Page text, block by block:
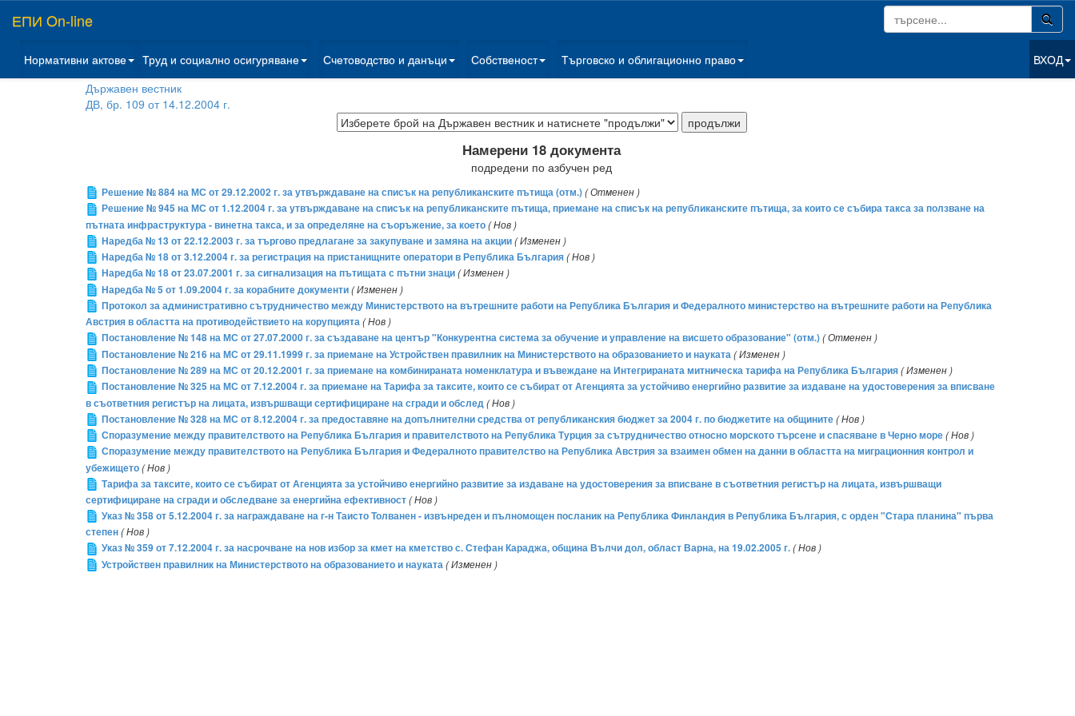
ЕПИ On-line
Нормативни актове Труд и социално осигуряване Счетоводство и данъци Собственост Търговско и облигационно право
ВХОД
Държавен вестник
ДВ, бр. 109 от 14.12.2004 г.
Намерени 18 документа
подредени по азбучен ред
Решение № 884 на МС от 29.12.2002 г. за утвърждаване на списък на републиканските пътища (отм.)( Отменен )
Решение № 945 на МС от 1.12.2004 г. за утвърждаване на списък на републиканските пътища, приемане на списък на републиканските пътища, за които се събира такса за ползване на
пътната инфраструктура - винетна такса, и за определяне на съоръжение, за което( Нов )
Наредба № 13 от 22.12.2003 г. за търгово предлагане за закупуване и замяна на акции( Изменен )
Наредба № 18 от 3.12.2004 г. за регистрация на пристанищните оператори в Република България( Нов )
Наредба № 18 oт 23.07.2001 г. за сигнализация на пътищата с пътни знаци( Изменен )
Наредба № 5 от 1.09.2004 г. за корабните документи( Изменен )
Протокол за административно сътрудничество между Министерството на вътрешните работи на Република България и Федералното министерство на вътрешните работи на Република
Австрия в областта на противодействието на корупцията( Нов )
Постановление № 148 на МС от 27.07.2000 г. за създаване на център "Конкурентна система за обучение и управление на висшето образование" (отм.)( Отменен )
Постановление № 216 на МС от 29.11.1999 г. за приемане на Устройствен правилник на Министерството на образованието и науката( Изменен )
Постановление № 289 на МС от 20.12.2001 г. за приемане на комбинираната номенклатура и въвеждане на Интегрираната митническа тарифа на Република България( Изменен )
Постановление № 325 на МС от 7.12.2004 г. за приемане на Тарифа за таксите, които се събират от Агенцията за устойчиво енергийно развитие за издаване на удостоверения за вписване
в съответния регистър на лицата, извършващи сертифициране на сгради и обслед( Нов )
Постановление № 328 на МС от 8.12.2004 г. за предоставяне на допълнителни средства от републиканския бюджет за 2004 г. по бюджетите на общините( Нов )
Споразумение между правителството на Република България и правителството на Република Турция за сътрудничество относно морското търсене и спасяване в Черно море( Нов )
Споразумение между правителството на Република България и Федералното правителство на Република Австрия за взаимен обмен на данни в областта на миграционния контрол и
убежището( Нов )
Тарифа за таксите, които се събират от Агенцията за устойчиво енергийно развитие за издаване на удостоверения за вписване в съответния регистър на лицата, извършващи
сертифициране на сгради и обследване за енергийна ефективност( Нов )
Указ № 358 от 5.12.2004 г. за награждаване на г-н Таисто Толванен - извънреден и пълномощен посланик на Република Финландия в Република България, с орден "Стара планина" първа
степен( Нов )
Указ № 359 от 7.12.2004 г. за насрочване на нов избор за кмет на кметство с. Стефан Караджа, община Вълчи дол, област Варна, на 19.02.2005 г.( Нов )
Устройствен правилник на Министерството на образованието и науката( Изменен )